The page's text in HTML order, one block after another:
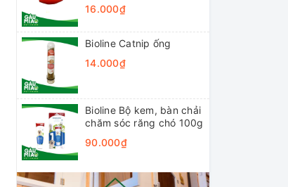
16.000₫
Bioline Catnip ống
14.000₫
Bioline Bộ kem, bàn chải
chăm sóc răng chó 100g
90.000₫